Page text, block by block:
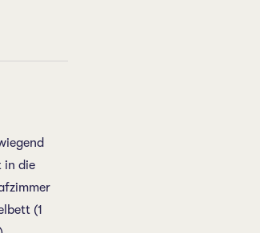
in die
(1